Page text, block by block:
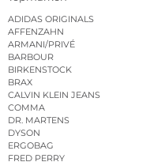
ADIDAS ORIGINALS
AFFENZAHN
ARMANI/PRIVÉ
BARBOUR
BIRKENSTOCK
BRAX
CALVIN KLEIN JEANS
COMMA
DR. MARTENS
DYSON
ERGOBAG
FRED PERRY